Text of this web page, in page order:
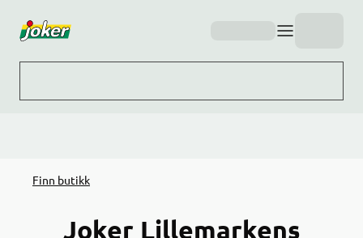
Finn butikk
Joker Lillemarkens